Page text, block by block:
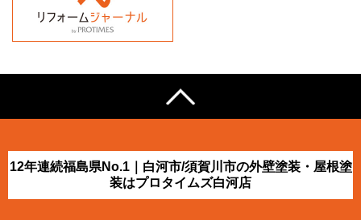
12年連続福島県No.1｜白河市/須賀川市の外壁塗装・屋根塗
装はプロタイムズ白河店